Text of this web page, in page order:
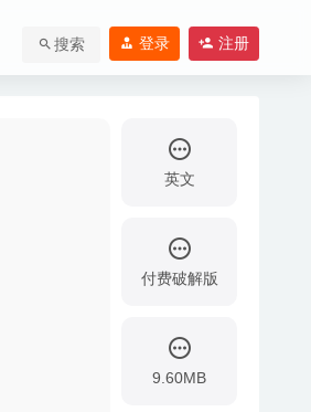
搜索 登录 注册
英文
付费破解版
9.60MB